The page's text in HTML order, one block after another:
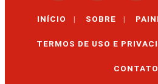
INÍCIO | SOBRE |
TERMOS DE USO E
CONTATO